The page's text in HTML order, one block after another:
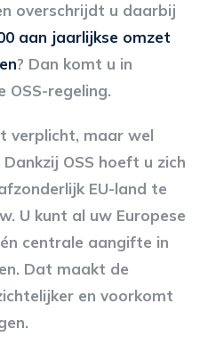
overschrijdt u daarbij
aan jaarlijkse omzet
? Dan komt u in
OSS-regeling.
verplicht, maar wel
OSS hoeft u zich
EU-land te
U kunt al uw Europese
centrale aangifte in
Dat maakt de
en voorkomt